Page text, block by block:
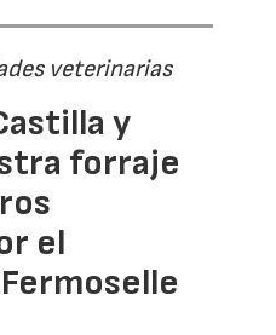
veterinarias
y
forraje
el